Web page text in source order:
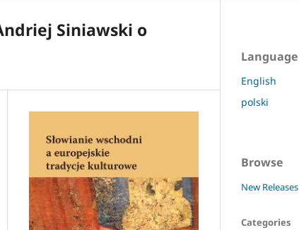
Siniawski o
Language
English
polski
Browse
New Releases
Categories